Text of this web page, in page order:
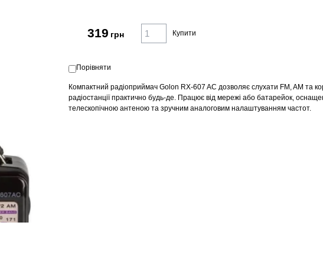
319 грн Купити
Порівняти
Компактний радіоприймач Golon RX-607 AC дозволяє слухати FM, AM та
радіостанції практично будь-де. Працює від мережі або батарейок,
телескопічною антеною та зручним аналоговим налаштуванням частот.